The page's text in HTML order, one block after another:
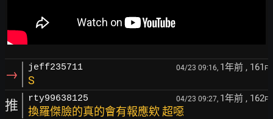
→ jeff235711 04/23 09:16, 1年前 , 161 F
S
推 rty99638125 04/23 09:27, 1年前 , 162F
換羅傑臉的真的會有報應欸 超噁